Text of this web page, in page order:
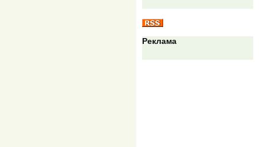
Реклама